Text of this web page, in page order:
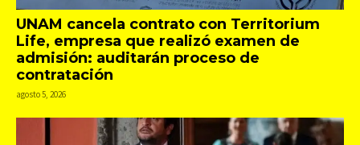
UNAM cancela contrato con Territorium
Life, empresa que realizó examen de
admisión: auditarán proceso de
contratación
agosto 5, 2026